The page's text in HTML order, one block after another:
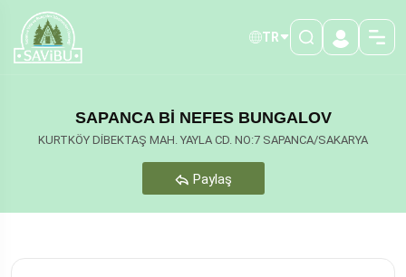
TR
SAPANCA Bİ NEFES BUNGALOV
KURTKÖY DİBEKTAŞ MAH. YAYLA CD. NO:7 SAPANCA/SAKARYA
Paylaş